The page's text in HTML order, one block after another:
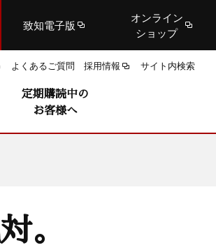
致知電子版
オンライン
ショップ
よくあるご質問 採用情報 サイト内検索
定期購読中の
お客様へ
。